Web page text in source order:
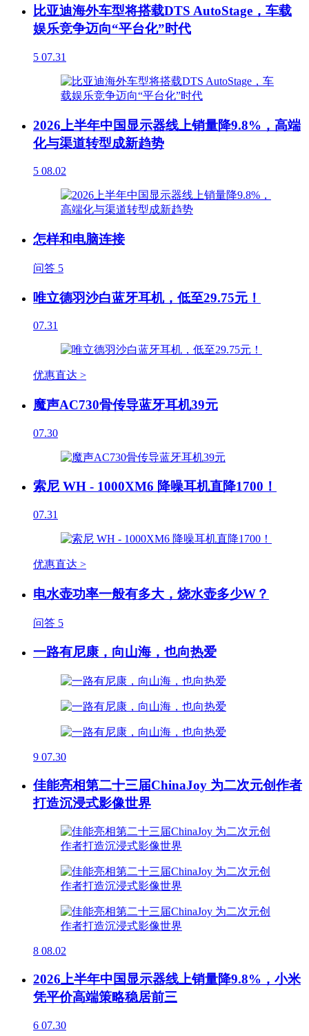
比亚迪海外车型将搭载DTS AutoStage，车载
娱乐竞争迈向“平台化”时代
5 07.31
2026上半年中国显示器线上销量降9.8%，高端
化与渠道转型成新趋势
5 08.02
怎样和电脑连接
问答 5
唯立德羽沙白蓝牙耳机，低至29.75元！
07.31
优惠直达 >
魔声AC730骨传导蓝牙耳机39元
07.30
索尼 WH - 1000XM6 降噪耳机直降1700！
07.31
优惠直达 >
电水壶功率一般有多大，烧水壶多少W？
问答 5
一路有尼康，向山海，也向热爱
9 07.30
佳能亮相第二十三届ChinaJoy 为二次元创作者
打造沉浸式影像世界
8 08.02
2026上半年中国显示器线上销量降9.8%，小米
凭平价高端策略稳居前三
6 07.30